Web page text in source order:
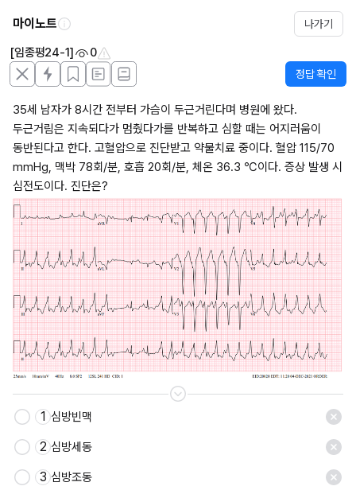
마이노트 나가기
[임종평24-1] 0
정답 확인
35세 남자가 8시간 전부터 가슴이 두근거린다며 병원에 왔다.
두근거림은 지속되다가 멈췄다가를 반복하고 심할 때는 어지러움이
동반된다고 한다. 고혈압으로 진단받고 약물치료 중이다. 혈압 115/70
mmHg, 맥박 78회/분, 호흡 20회/분, 체온 36.3 ℃이다. 증상 발생 시
심전도이다. 진단은?
1 심방빈맥
2 심방세동
3 심방조동